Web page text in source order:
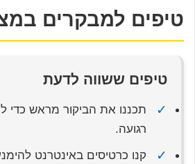
טיפים למבקרים
טיפים ששווה לדעת
✓
תכננו את הביקור מראש כדי
רגועה.
✓ קנו כרטיסים באינטרנט